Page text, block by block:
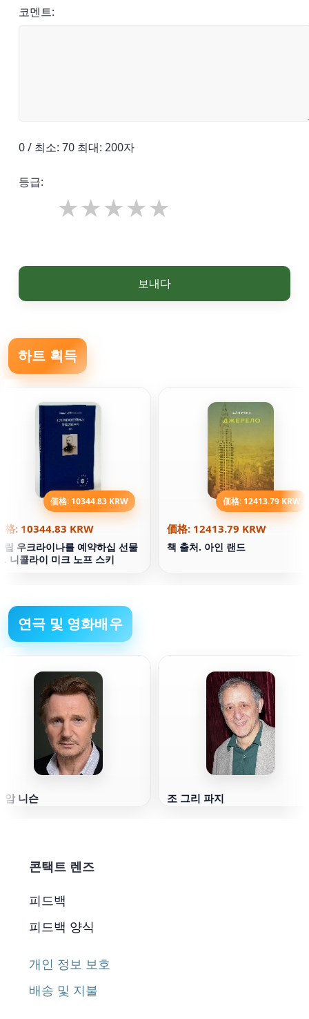
코멘트:
0 / 최소: 70 최대: 200자
등급:
보내다
하트 획득
価格: 10344.83 KRW
格: 10344.83 KRW
립 우크라이나를 예약하십 선물
. 니콜라이 미크 노프 스키
価格: 12413.79 KRW
価格: 12413.79 KRW
책 출처. 아인 랜드
연극 및 영화배우
암 니슨 조 그리 파지
콘택트 렌즈
피드백
피드백 양식
개인 정보 보호
배송 및 지불